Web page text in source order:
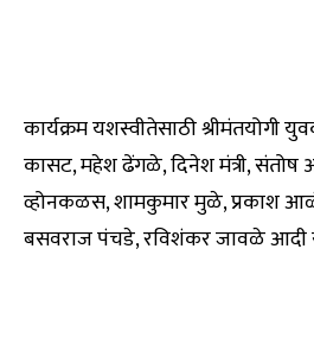
कार्यक्रम यशस्वीतेसाठी श्रीमंतयोगी
कासट, महेश ढेंगळे, दिनेश मंत्री,
व्होनकळस, शामकुमार मुळे, प्रकाश
बसवराज पंचडे, रविशंकर जावळे आदी